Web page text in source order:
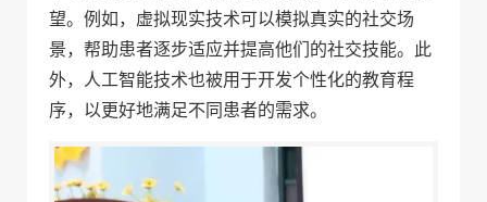
望。例如，虚拟现实技术可以模拟真实的社交场
景，帮助患者逐步适应并提高他们的社交技能。此
外，人工智能技术也被用于开发个性化的教育程
序，以更好地满足不同患者的需求。